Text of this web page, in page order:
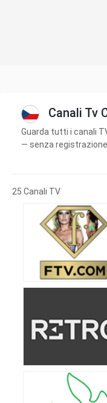
Canali Tv
Guarda tutti i canali
— senza registrazione.
25 Canali TV